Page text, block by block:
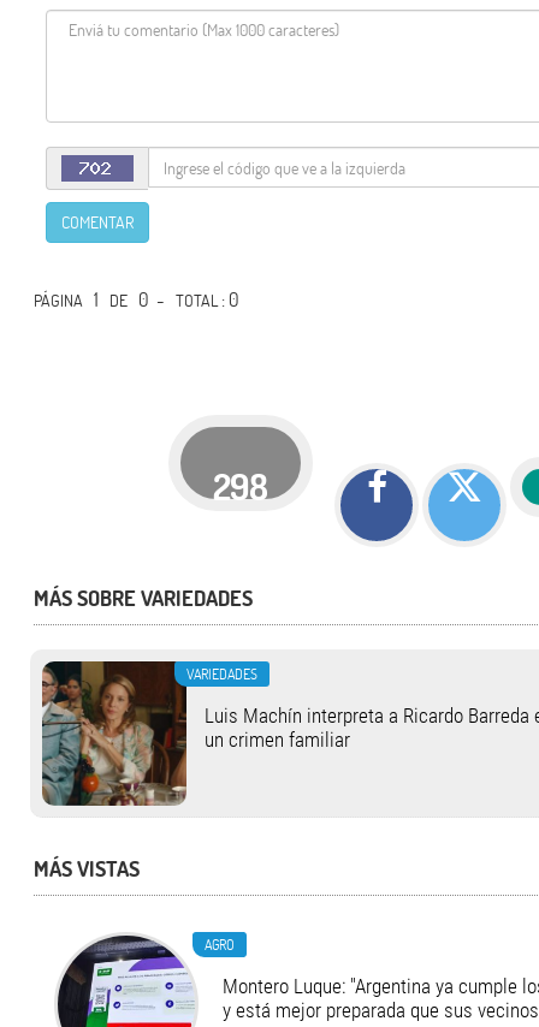
COMENTAR
PÁGINA 1 DE 0 -TOTAL: 0
298
MÁS SOBRE VARIEDADES
VARIEDADES
Luis Machín interpreta a Ricardo Barreda
un crimen familiar
MÁS VISTAS
AGRO
Montero Luque: "Argentina ya cumple
y está mejor preparada que sus